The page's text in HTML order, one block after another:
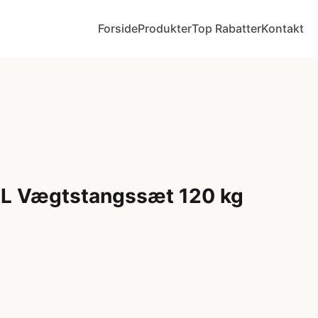
ForsideProdukterTop RabatterKontakt
Vægtstangssæt 120 kg